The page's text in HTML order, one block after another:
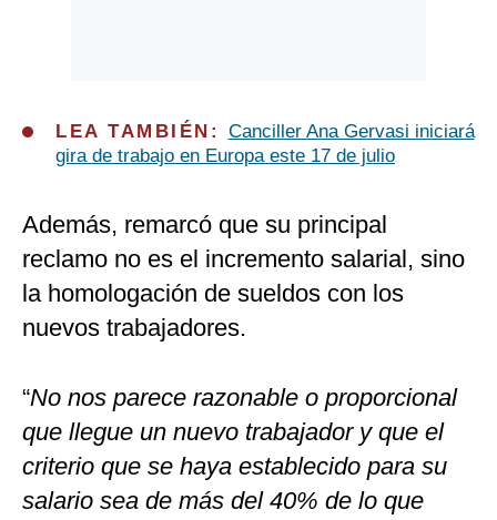
LEA TAMBIÉN: Canciller Ana Gervasi iniciará
gira de trabajo en Europa este 17 de julio
Además, remarcó que su principal
reclamo no es el incremento salarial, sino
la homologación de sueldos con los
nuevos trabajadores.
“No nos parece razonable o proporcional
que llegue un nuevo trabajador y que el
criterio que se haya establecido para su
salario sea de más del 40% de lo que